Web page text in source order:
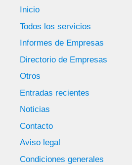
Inicio
Todos los servicios
Informes de Empresas
Directorio de Empresas
Otros
Entradas recientes
Noticias
Contacto
Aviso legal
Condiciones generales